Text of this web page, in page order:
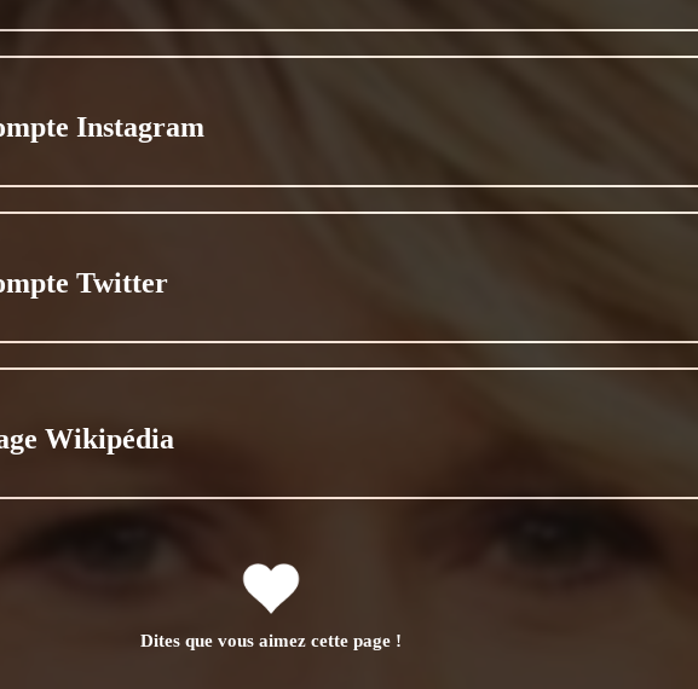
Instagram
Twitter
Wikipédia
Dites que vous aimez cette page !